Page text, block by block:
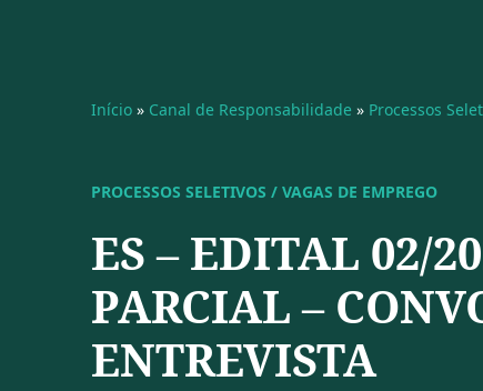
Início » Canal de Responsabilidade » Processos
PROCESSOS SELETIVOS / VAGAS DE EMPREGO
ES – EDITAL 02/
PARCIAL –
ENTREVISTA